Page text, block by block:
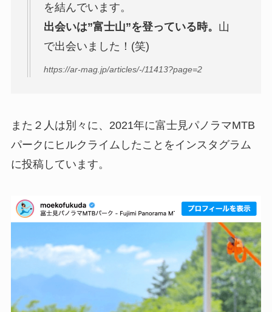
を結んでいます。
出会いは”富士山”を登っている時。 山
で出会いました！(笑)
https://ar-mag.jp/articles/-/11413?page=2
また２人は別々に、2021年に富士見パノラマMTB
パークにヒルクライムしたことをインスタグラム
に投稿しています。